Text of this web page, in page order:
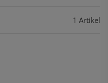
1 Artikel